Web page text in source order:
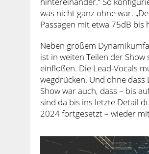
was nicht ganz ohne war.
Passagen mit etwa 75dB
Neben großem
ist in weiten Teilen der
einfloßen. Die Lead-Vocals
wegdrücken. Und ohne
Show war auch, dass – bis
sind da bis ins letzte Detail
2024 fortgesetzt – wieder